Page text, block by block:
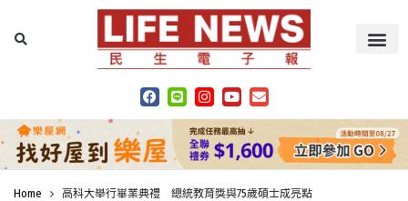
Home 高科大舉行畢業典禮 總統教育獎與75歲碩士成亮點